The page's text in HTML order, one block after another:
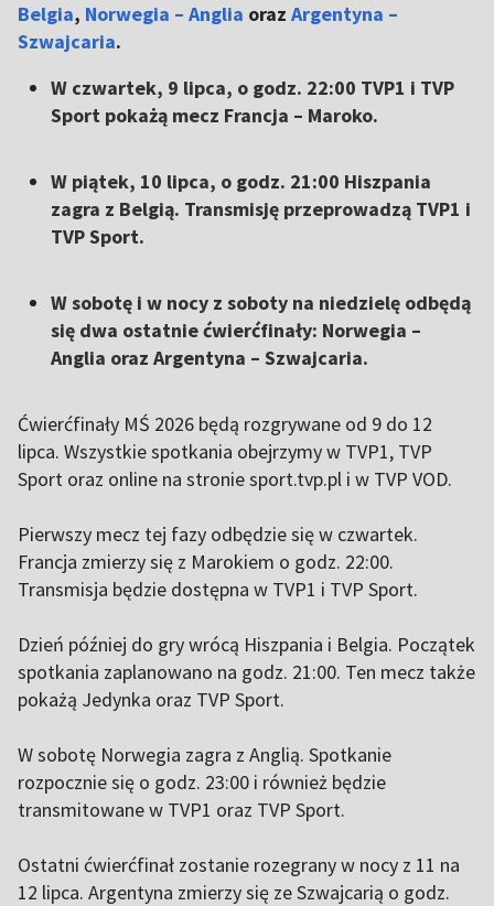
Belgia, Norwegia – Anglia oraz Argentyna –
Szwajcaria.
W czwartek, 9 lipca, o godz. 22:00 TVP1 i TVP
Sport pokażą mecz Francja – Maroko.
W piątek, 10 lipca, o godz. 21:00 Hiszpania
zagra z Belgią. Transmisję przeprowadzą TVP1 i
TVP Sport.
W sobotę i w nocy z soboty na niedzielę odbędą
się dwa ostatnie ćwierćfinały: Norwegia –
Anglia oraz Argentyna – Szwajcaria.
Ćwierćfinały MŚ 2026 będą rozgrywane od 9 do 12
lipca. Wszystkie spotkania obejrzymy w TVP1, TVP
Sport oraz online na stronie sport.tvp.pl i w TVP VOD.
Pierwszy mecz tej fazy odbędzie się w czwartek.
Francja zmierzy się z Marokiem o godz. 22:00.
Transmisja będzie dostępna w TVP1 i TVP Sport.
Dzień później do gry wrócą Hiszpania i Belgia. Początek
spotkania zaplanowano na godz. 21:00. Ten mecz także
pokażą Jedynka oraz TVP Sport.
W sobotę Norwegia zagra z Anglią. Spotkanie
rozpocznie się o godz. 23:00 i również będzie
transmitowane w TVP1 oraz TVP Sport.
Ostatni ćwierćfinał zostanie rozegrany w nocy z 11 na
12 lipca. Argentyna zmierzy się ze Szwajcarią o godz.